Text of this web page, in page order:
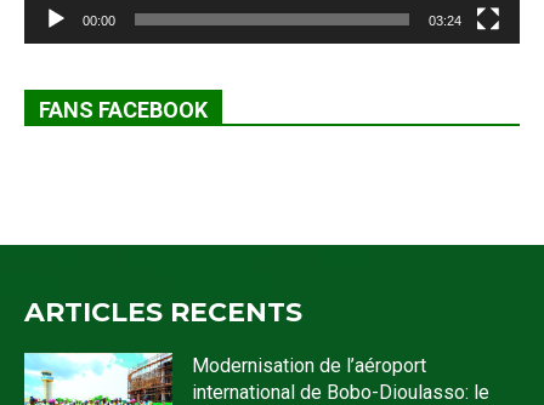
00:00 03:24
FANS FACEBOOK
ARTICLES RECENTS
Modernisation de l’aéroport
international de Bobo-Dioulasso: le